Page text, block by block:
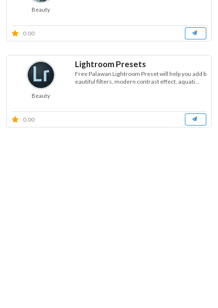
Beauty
0.00
Beauty
Lightroom Presets
Free Palawan Lightroom Preset will help you add b
eautiful filters, modern contrast effect, aquati...
0.00